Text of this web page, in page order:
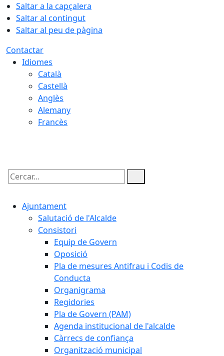
Saltar a la capçalera
Saltar al contingut
Saltar al peu de pàgina
Contactar
Idiomes
Català
Castellà
Anglès
Alemany
Francès
Cercar:
Ajuntament
Salutació de l'Alcalde
Consistori
Equip de Govern
Oposició
Pla de mesures Antifrau i Codis de
Conducta
Organigrama
Regidories
Pla de Govern (PAM)
Agenda institucional de l'alcalde
Càrrecs de confiança
Organització municipal